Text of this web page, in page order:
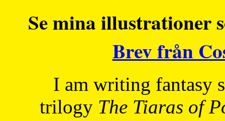
Se mina illustrationer
Brev från
I am writing fantasy
trilogy The Tiaras of